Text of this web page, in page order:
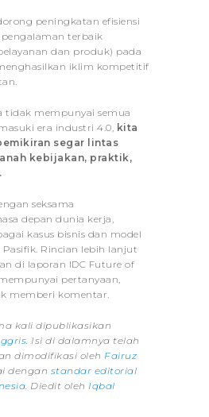
peningkatan efisiensi
terbaik
dan produk) pada
iklim kompetitif
tidak mempunyai semua
era industri 4.0, kita
segar lintas
kebijakan, praktik,
seksama
depan dunia kerja,
kasus bisnis dan model
Pasifik. Rincian lebih lanjut
di laporan IDC Future of
pertanyaan,
memberi komentar.
kali dipublikasikan
. Isi di dalamnya telah
dimodifikasi oleh Fairuz
dengan standar editorial
. Diedit oleh Iqbal